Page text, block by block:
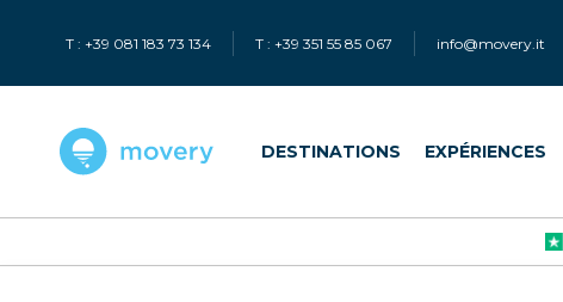
T : +39 081 183 73 134 T : +39 351 55 85 067 info@movery.it
DESTINATIONS EXPÉRIENCES